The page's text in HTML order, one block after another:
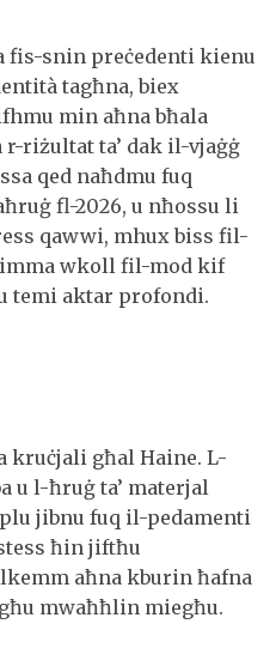
fis-snin preċedenti kienu
tagħna, biex
min aħna bħala
r-riżultat ta’ dak il-vjaġġ
qed naħdmu fuq
fl-2026, u nħossu li
qawwi, mhux biss fil-
wkoll fil-mod kif
temi aktar profondi.
kruċjali għal Haine. L-
u l-ħruġ ta’ materjal
jibnu fuq il-pedamenti
ħin jiftħu
aħna kburin ħafna
mwaħħlin miegħu.